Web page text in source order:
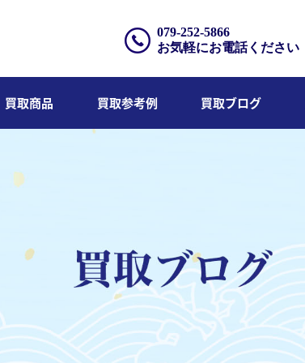
079-252-5866
お気軽にお電話ください
買取商品 買取参考例 買取ブログ